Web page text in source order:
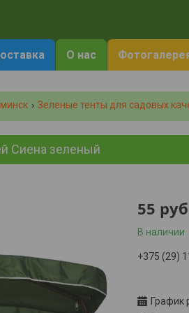
О нас
Зелeные тенты для садовых
Сиена зеленый
55
В наличии
+375 (29)
График